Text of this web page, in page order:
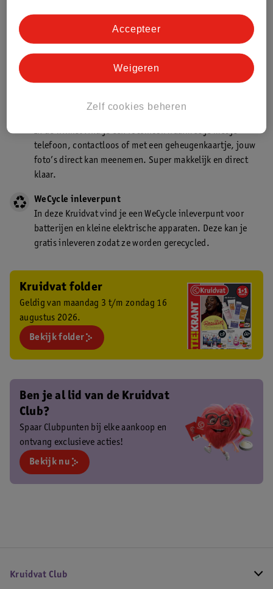
Kruidvat is een gecertificeerd drogist. Dit betekent dat je
In de winkel vind je een fotokiosk waarmee je met je
telefoon, contactloos of met een geheugenkaartje, jouw
foto’s direct kan meenemen. Super makkelijk en direct
klaar.
WeCycle inleverpunt
In deze Kruidvat vind je een WeCycle inleverpunt voor
batterijen en kleine elektrische apparaten. Deze kan je
gratis inleveren zodat ze worden gerecycled.
Kruidvat folder
Geldig van maandag 3 t/m zondag 16
augustus 2026.
Bekijk folder
Ben je al lid van de Kruidvat
Club?
Spaar Clubpunten bij elke aankoop en
ontvang exclusieve acties!
Bekijk nu
Kruidvat Club
Zelf cookies beheren
Weigeren
Accepteer